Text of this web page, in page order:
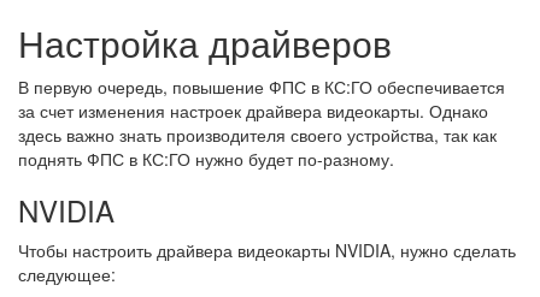
Настройка драйверов
В первую очередь, повышение ФПС в КС:ГО обеспечивается
за счет изменения настроек драйвера видеокарты. Однако
здесь важно знать производителя своего устройства, так как
поднять ФПС в КС:ГО нужно будет по-разному.
NVIDIA
Чтобы настроить драйвера видеокарты NVIDIA, нужно сделать
следующее: